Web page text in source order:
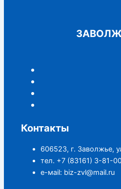
Контакты
606523, г. Заволжье,
тел. +7 (83161) 3-81-
е-маil: biz-zvl@mail.ru